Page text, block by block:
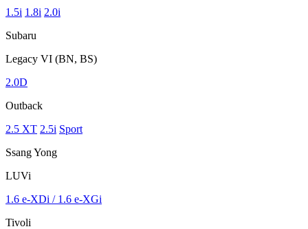
1.5i 1.8i 2.0i
Subaru
Legacy VI (BN, BS)
2.0D
Outback
2.5 XT 2.5i Sport
Ssang Yong
LUVi
1.6 e-XDi / 1.6 e-XGi
Tivoli